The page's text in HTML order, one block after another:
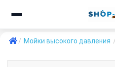
Мойки высокого давления